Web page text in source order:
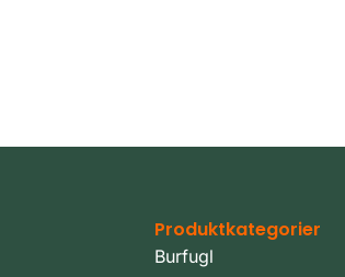
Produktkategorier
Burfugl